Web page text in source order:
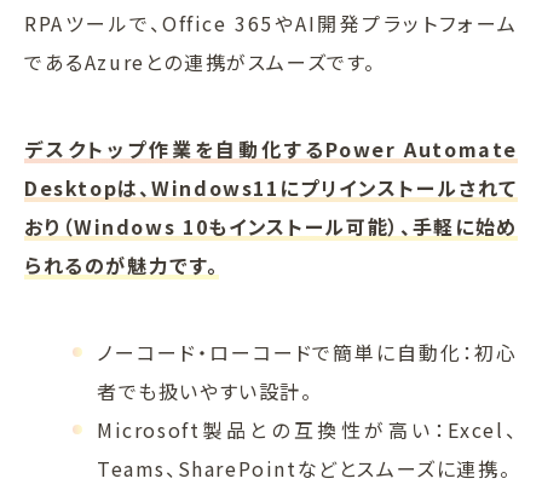
RPAツールで、Office 365やAI開発プラットフォーム
であるAzureとの連携がスムーズです。
デスクトップ作業を自動化するPower Automate
Desktopは、Windows11にプリインストールされて
おり（Windows 10もインストール可能）、手軽に始め
られるのが魅力です。
ノーコード・ローコードで簡単に自動化：初心
者でも扱いやすい設計。
Microsoft製品との互換性が高い：Excel、
Teams、SharePointなどとスムーズに連携。